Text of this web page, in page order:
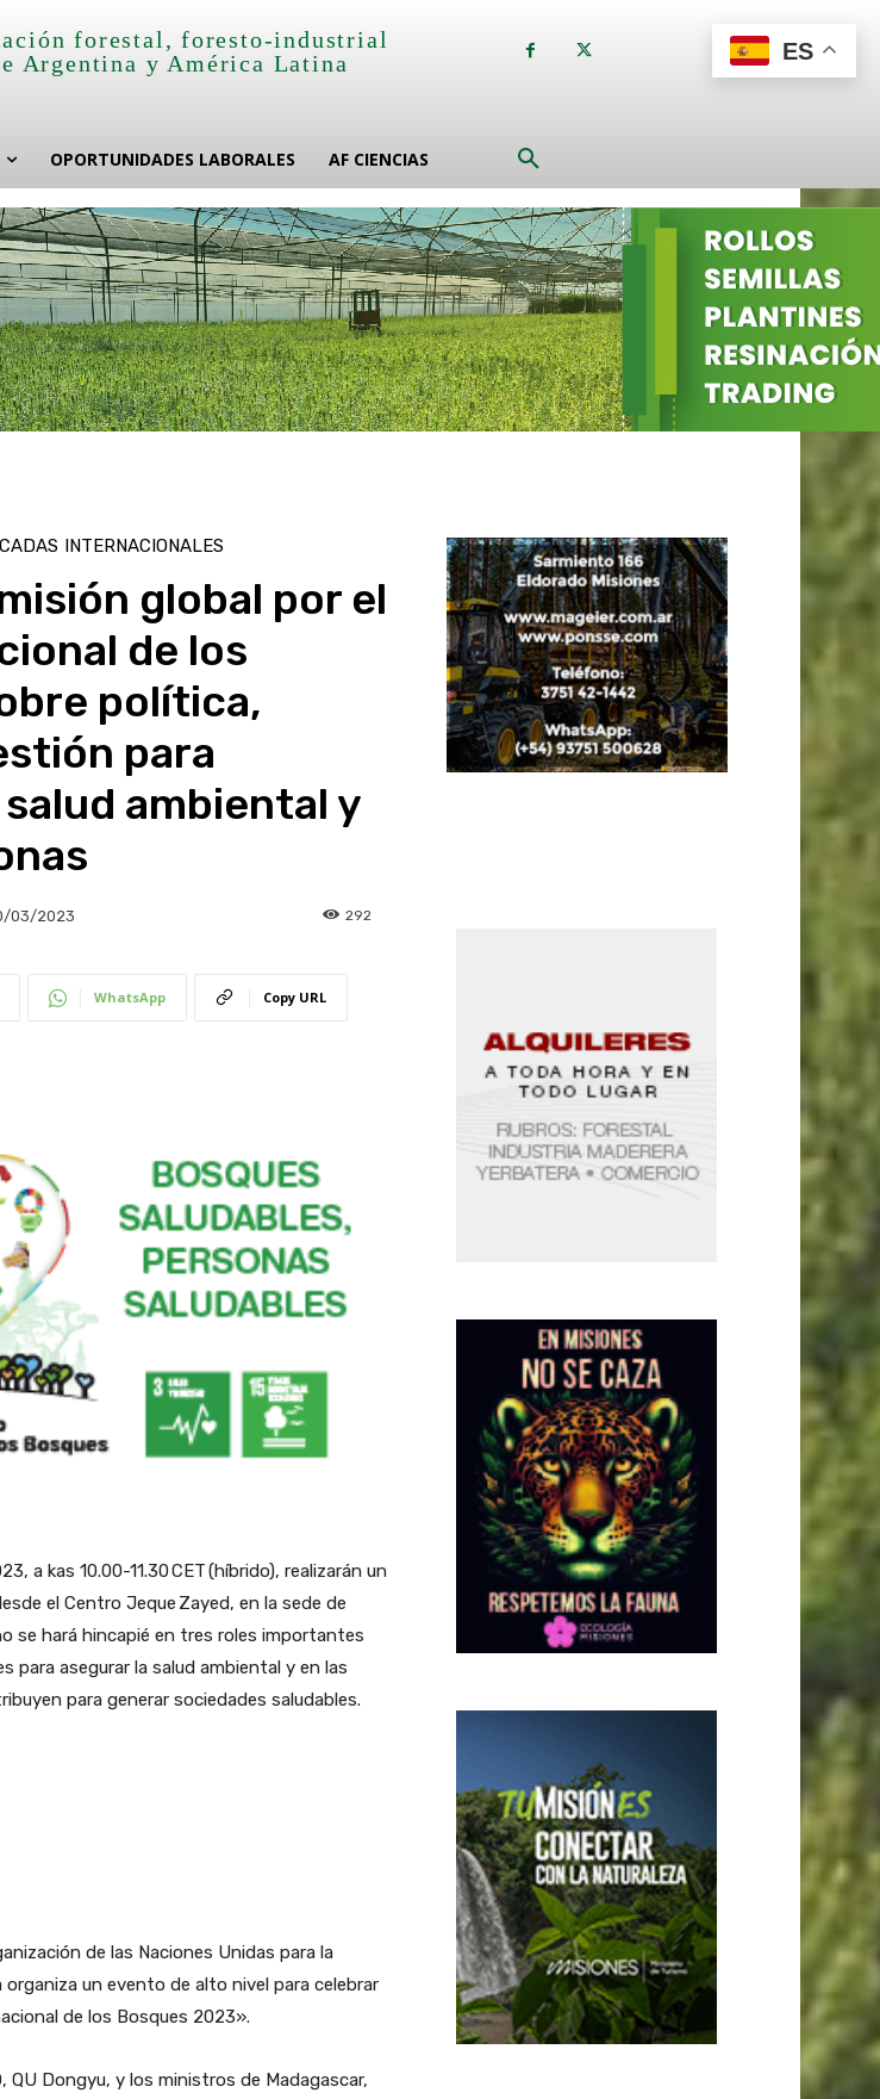
forestal, foresto-industrial
Argentina y América Latina
OPORTUNIDADES LABORALES AF CIENCIAS
INTERNACIONALES
global por el
de los
política,
para
ambiental y
03/2023 292
WhatsApp Copy URL
a kas 10.00-11.30 CET (híbrido), realizarán un
el Centro Jeque Zayed, en la sede de
se hará hincapié en tres roles importantes
para asegurar la salud ambiental y en las
para generar sociedades saludables.
de las Naciones Unidas para la
un evento de alto nivel para celebrar
de los Bosques 2023».
QU Dongyu, y los ministros de Madagascar,
ES